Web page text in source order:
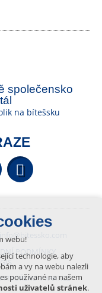
společensko
na bítešsku
YouTube
info@bitessko.com
PODMÍNKY
GIS
V XART.CZ
webu!
technologie, aby
a vy na webu nalezli
používané na našem
uživatelů stránek.